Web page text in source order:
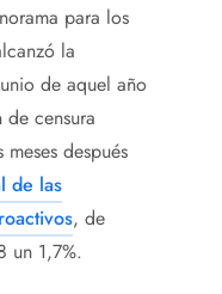
para los
la
de aquel año
censura
después
de las
, de
un 1,7%.